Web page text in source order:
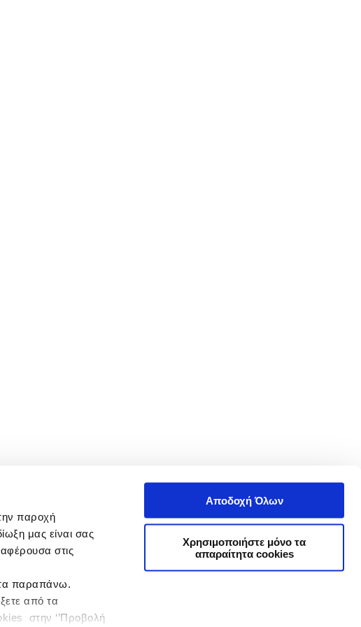
παροχή
μας είναι σας
στις
παραπάνω.
από τα
στην ‘’Προβολή
Αποδοχή Όλων
Χρησιμοποιήστε μόνο τα
απαραίτητα cookies